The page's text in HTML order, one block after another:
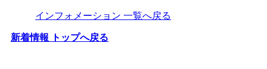
インフォメーション 一覧へ戻る
新着情報 トップへ戻る